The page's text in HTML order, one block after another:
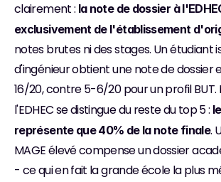
clairement : la note de dossier à
exclusivement de l'établissement
notes brutes ni des stages. Un étudiant
d'ingénieur obtient une note de dossier
16/20, contre 5-6/20 pour un profil BUT.
l'EDHEC se distingue du reste du top 5 :
représente que 40% de la note finale.
MAGE élevé compense un dossier
- ce qui en fait la grande école la plus